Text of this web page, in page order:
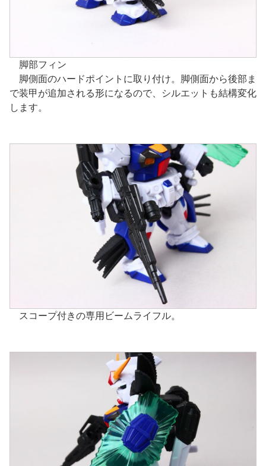
脚部フィン
脚側面のハードポイントに取り付け。脚側面から後部ま
で装甲が追加される形になるので、シルエットも結構変化
します。
スコープ付きの専用ビームライフル。